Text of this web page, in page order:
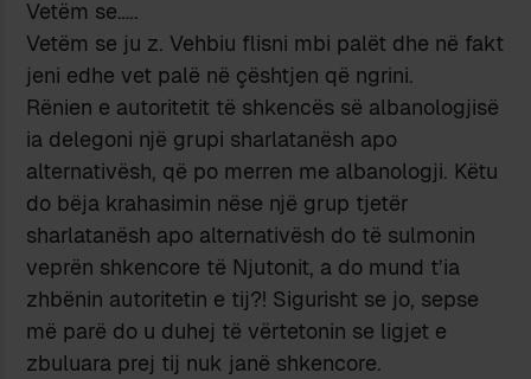
Vetëm se…..
Vetëm se ju z. Vehbiu flisni mbi palët dhe në fakt
jeni edhe vet palë në çështjen që ngrini.
Rënien e autoritetit të shkencës së albanologjisë
ia delegoni një grupi sharlatanësh apo
alternativësh, që po merren me albanologji. Këtu
do bëja krahasimin nëse një grup tjetër
sharlatanësh apo alternativësh do të sulmonin
veprën shkencore të Njutonit, a do mund t’ia
zhbënin autoritetin e tij?! Sigurisht se jo, sepse
më parë do u duhej të vërtetonin se ligjet e
zbuluara prej tij nuk janë shkencore.